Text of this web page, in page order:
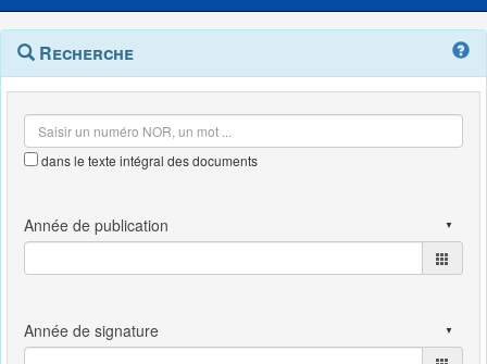
Navigation
outils
Menu
contextuel
Recherche
dans le texte intégral des documents